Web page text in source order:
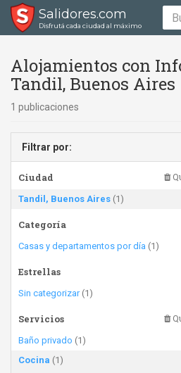
Salidores.com
Disfrutá cada ciudad al máximo
Alojamientos con
Tandil, Buenos Aires
1 publicaciones
Filtrar por:
Ciudad
Tandil, Buenos Aires (1)
Categoría
Casas y departamentos por día (1)
Estrellas
Sin categorizar(1)
Servicios
Baño privado (1)
Cocina (1)